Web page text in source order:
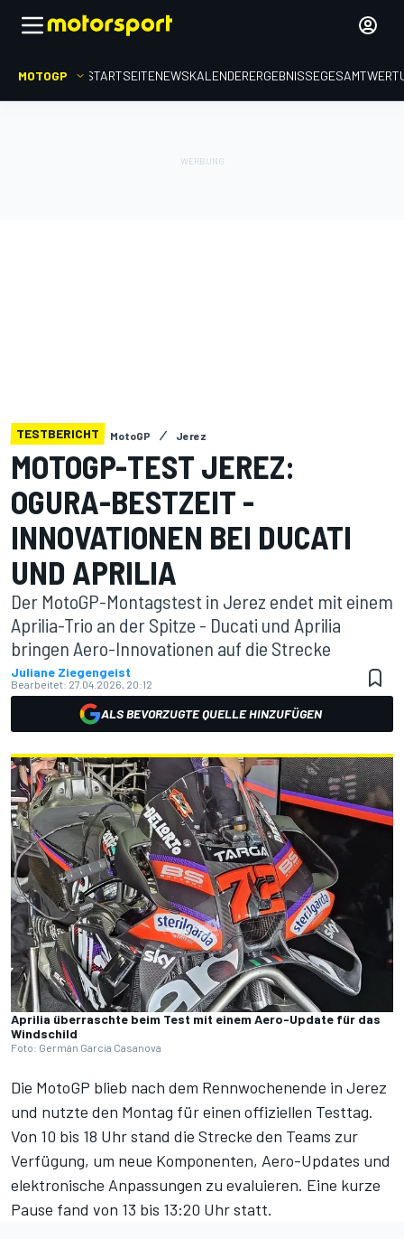
MOTOGP STARTSEITENEWSKALENDERERGEBNISSE
TESTBERICHT MotoGP Jerez
MOTOGP-TEST JEREZ:
OGURA-BESTZEIT -
INNOVATIONEN BEI DUCATI
UND APRILIA
Der MotoGP-Montagstest in Jerez endet mit einem
Aprilia-Trio an der Spitze - Ducati und Aprilia
bringen Aero-Innovationen auf die Strecke
Juliane Ziegengeist
Bearbeitet: 27.04.2026, 20:12
ALS BEVORZUGTE QUELLE HINZUFÜGEN
Aprilia überraschte beim Test mit einem Aero-Update für das
Windschild
Foto: Germán Garcia Casanova
Die MotoGP blieb nach dem Rennwochenende in Jerez
und nutzte den Montag für einen offiziellen Testtag.
Von 10 bis 18 Uhr stand die Strecke den Teams zur
Verfügung, um neue Komponenten, Aero-Updates und
elektronische Anpassungen zu evaluieren. Eine kurze
Pause fand von 13 bis 13:20 Uhr statt.